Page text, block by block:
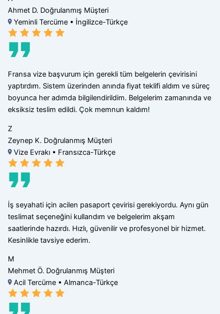
Ahmet D. Doğrulanmış Müşteri
Yeminli Tercüme • İngilizce-Türkçe
Fransa vize başvurum için gerekli tüm belgelerin çevirisini
yaptırdım. Sistem üzerinden anında fiyat teklifi aldım ve süreç
boyunca her adımda bilgilendirildim. Belgelerim zamanında ve
eksiksiz teslim edildi. Çok memnun kaldım!
Z
Zeynep K. Doğrulanmış Müşteri
Vize Evrakı • Fransızca-Türkçe
İş seyahati için acilen pasaport çevirisi gerekiyordu. Aynı gün
teslimat seçeneğini kullandım ve belgelerim akşam
saatlerinde hazırdı. Hızlı, güvenilir ve profesyonel bir hizmet.
Kesinlikle tavsiye ederim.
M
Mehmet Ö. Doğrulanmış Müşteri
Acil Tercüme • Almanca-Türkçe